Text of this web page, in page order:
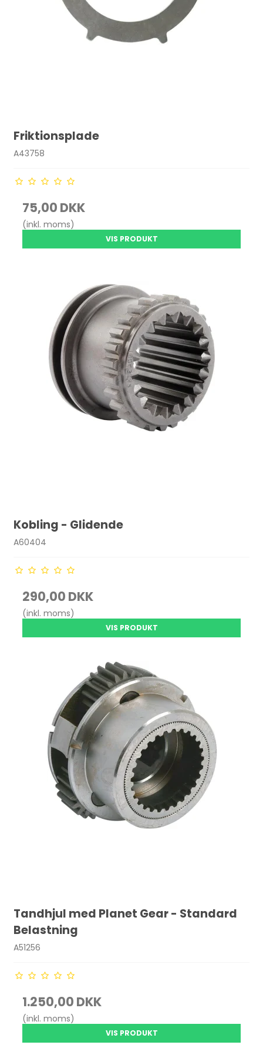
Friktionsplade
A43758
75,00 DKK
(inkl. moms)
VIS PRODUKT
Kobling - Glidende
A60404
290,00 DKK
(inkl. moms)
VIS PRODUKT
Tandhjul med Planet Gear - Standard
Belastning
A51256
1.250,00 DKK
(inkl. moms)
VIS PRODUKT